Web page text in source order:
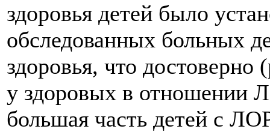
здоровья детей было
обследованных больных
здоровья, что
у здоровых в отношении
большая часть детей с